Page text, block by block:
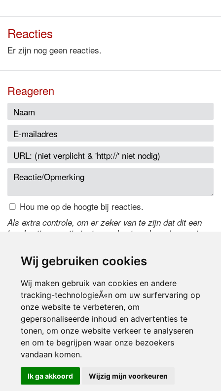
Wij gebruiken cookies
Wij maken gebruik van cookies en andere
tracking-technologieÃ«n om uw surfervaring op
onze website te verbeteren, om
gepersonaliseerde inhoud en advertenties te
tonen, om onze website verkeer te analyseren
en om te begrijpen waar onze bezoekers
vandaan komen.
Ik ga akkoord Wijzig mijn voorkeuren
Reacties
Er zijn nog geen reacties.
Reageren
Hou me op de hoogte bij reacties.
Als extra controle, om er zeker van te zijn dat dit een
handmatige reactie is, typ onderstaande code over in
de code te wijzigen.
© 2000-2026 UFE Media:Managersonline.nl|Brisk magazine
Partners:Autowereld.com